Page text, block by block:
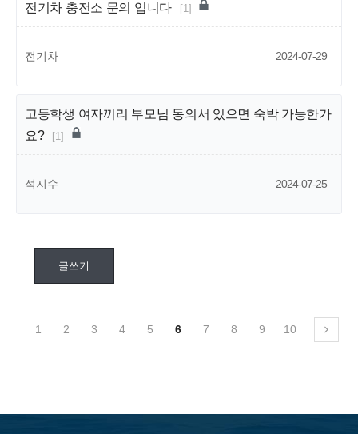
전기차 충전소 문의 입니다 [1]
전기차 2024-07-29
고등학생 여자끼리 부모님 동의서 있으면 숙박 가능한가
요?
[1]
석지수 2024-07-25
글쓰기
1 2 3 4 5 6 7 8 9 10